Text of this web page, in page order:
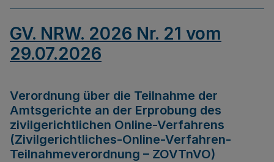
GV. NRW. 2026 Nr. 21 vom
29.07.2026
Verordnung über die Teilnahme der
Amtsgerichte an der Erprobung des
zivilgerichtlichen Online-Verfahrens
(Zivilgerichtliches-Online-Verfahren-
Teilnahmeverordnung – ZOVTnVO)